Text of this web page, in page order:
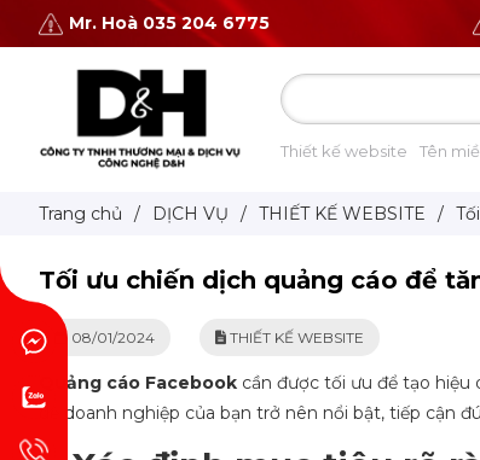
Mr. Hoà 035 204 6775
Thiết kế website Tên
Trang chủ / DỊCH VỤ / THIẾT KẾ WEBSITE /
Tối ưu chiến dịch quảng cáo để
08/01/2024 THIẾT KẾ WEBSITE
Quảng cáo Facebook cần được tối ưu để tạo hiệu
để doanh nghiệp của bạn trở nên nổi bật, tiếp cận